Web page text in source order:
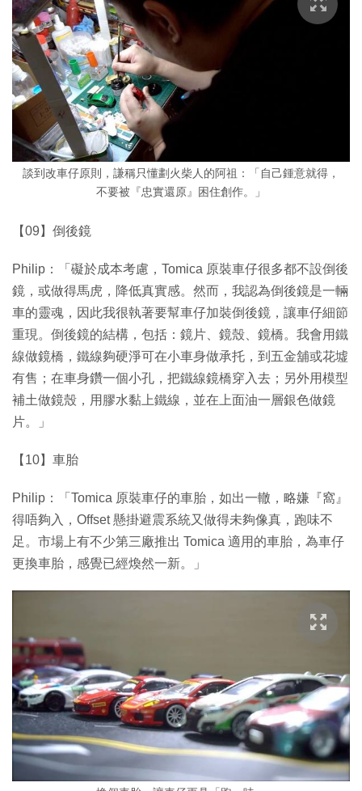
談到改車仔原則，謙稱只懂劃火柴人的阿祖：「自己鍾意就得，
不要被『忠實還原』困住創作。」
【09】倒後鏡
Philip：「礙於成本考慮，Tomica 原裝車仔很多都不設倒後
鏡，或做得馬虎，降低真實感。然而，我認為倒後鏡是一輛
車的靈魂，因此我很執著要幫車仔加裝倒後鏡，讓車仔細節
重現。倒後鏡的結構，包括：鏡片、鏡殼、鏡橋。我會用鐵
線做鏡橋，鐵線夠硬淨可在小車身做承托，到五金舖或花墟
有售；在車身鑽一個小孔，把鐵線鏡橋穿入去；另外用模型
補土做鏡殼，用膠水黏上鐵線，並在上面油一層銀色做鏡
片。」
【10】車胎
Philip：「Tomica 原裝車仔的車胎，如出一轍，略嫌『窩』
得唔夠入，Offset 懸掛避震系統又做得未夠像真，跑味不
足。市場上有不少第三廠推出 Tomica 適用的車胎，為車仔
更換車胎，感覺已經煥然一新。」